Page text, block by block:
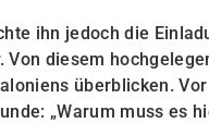
ihn jedoch die
diesem
überblicken.
„Warum muss es